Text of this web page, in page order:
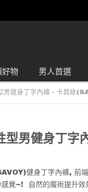
好物 男人首選
健身丁字內褲 - 卡其綠
男健身丁字
健身丁字內褲, 前
覺~! 自然的魔術提升